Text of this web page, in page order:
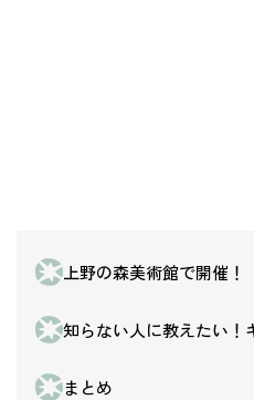
上野の森美術館で開催！
知らない人に教えたい！
まとめ